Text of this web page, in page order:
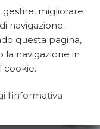
è un
34 - 04022
Suite
migliorare
navigazione.
questa pagina,
la navigazione in
cookie.
l'informativa